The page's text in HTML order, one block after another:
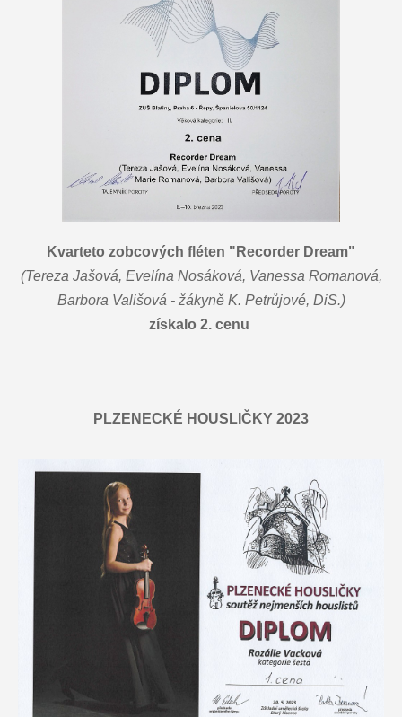
Kvarteto zobcových fléten "Recorder Dream"
(Tereza Jašová, Evelína Nosáková, Vanessa Romanová,
Barbora Vališová - žákyně K. Petrůjové, DiS.)
získalo 2. cenu
PLZENECKÉ HOUSLIČKY 2023